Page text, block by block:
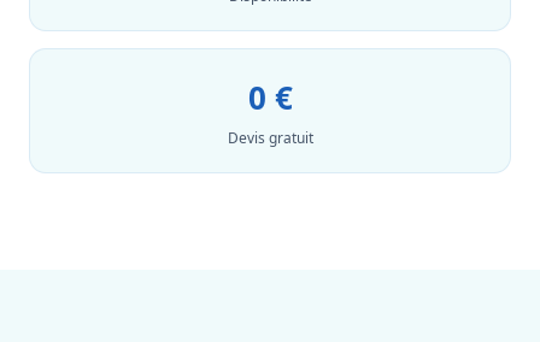
0 €
Devis gratuit